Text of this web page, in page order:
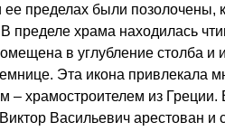
ее пределах были позолочены,
пределе храма находилась
в углубление столба и
Эта икона привлекала
– храмостроителем из Греции.
Васильевич арестован и